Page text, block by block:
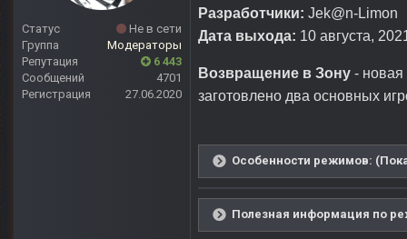
Статус
Не в сети
Группа
Модераторы
Репутация
6 443
Сообщений
4701
Регистрация
27.06.2020
Разработчики: Jek@n-Limon
Дата выхода: 10 августа,
Возвращение в Зону - новая
заготовлено два основных
Особенности режимов:
Полезная информация по